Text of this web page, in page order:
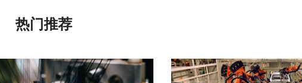
热门推荐